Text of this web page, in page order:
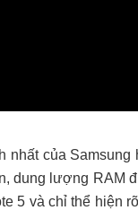
của Samsung
dung lượng RAM
5 và chỉ thể hiện